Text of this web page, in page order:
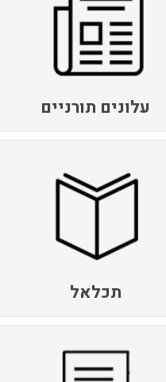
עלונים תורניים
תכלאל